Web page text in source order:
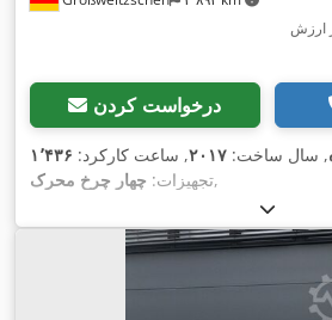
ارزش
درخواست کردن
, سال ساخت: ۲۰۱۷, ساعت کارکرد:
تجهیزات: چهار چرخ محرک ,